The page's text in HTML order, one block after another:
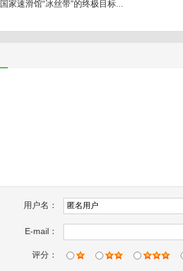
国家速滑馆“冰丝带”的终极目标...
用户名：
E-mail：
评分：